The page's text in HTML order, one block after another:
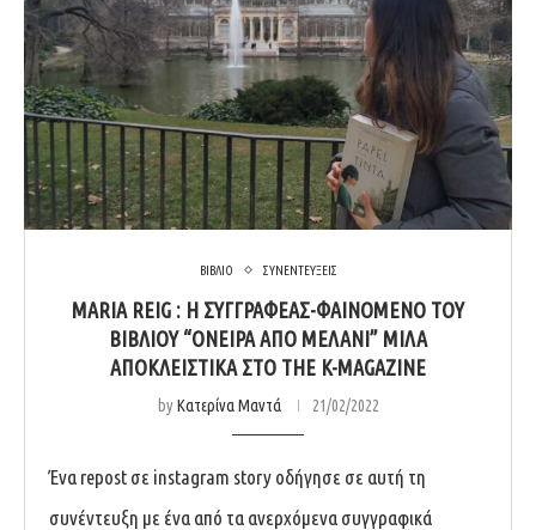
ΒΙΒΛΙΟ ΣΥΝΕΝΤΕΥΞΕΙΣ
MARIA REIG : Η ΣΥΓΓΡΑΦΈΑΣ-ΦΑΙΝΌΜΕΝΟ ΤΟΥ
ΒΙΒΛΊΟΥ “ΌΝΕΙΡΑ ΑΠΌ ΜΕΛΆΝΙ” ΜΙΛΆ
ΑΠΟΚΛΕΙΣΤΙΚΆ ΣΤΟ THE K-MAGAZINE
byΚατερίνα Μαντά 21/02/2022
Ένα repost σε instagram story οδήγησε σε αυτή τη
συνέντευξη με ένα από τα ανερχόμενα συγγραφικά